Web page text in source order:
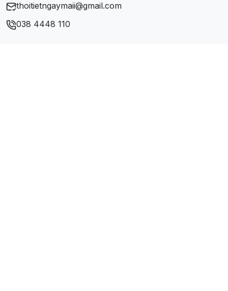
Xã Nghĩa Hưng
thoitietngaymaii@gmail.com
038 4448 110